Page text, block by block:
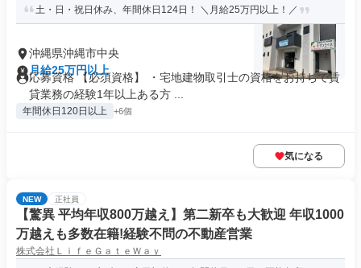
土・日・祝日休み、年間休日124日！ ＼月給25万円以上！／
沖縄県沖縄市中央
月給25万円以上
応募資格 【必須資格】 ・宅地建物取引士の資格をお持ちで賃
貸業務の経験1年以上ある方 ...
年間休日120日以上 +6個
気になる
NEW 正社員
【驚異 平均年収800万越え】第二新卒も大歓迎 年収1000
万越えも多数在籍!経験不問の不動産営業
株式会社ＬｉｆｅＧａｔｅＷａｙ